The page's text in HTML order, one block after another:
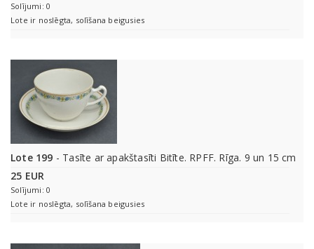
Solījumi: 0
Lote ir noslēgta, solīšana beigusies
Lote 199 - Tasīte ar apakštasīti Bitīte. RPFF. Rīga. 9 un 15 cm
25 EUR
Solījumi: 0
Lote ir noslēgta, solīšana beigusies